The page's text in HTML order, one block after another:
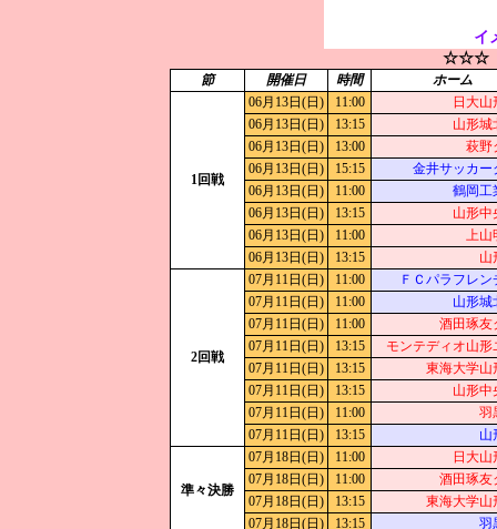
イ
☆☆☆
節 開催日 時間 ホーム
1回戦
06月13日(日) 11:00
日大山
06月13日(日)
13:15
山形城
06月13日(日)
13:00
萩野
06月13日(日)
15:15
金井サッカー
06月13日(日)
11:00
鶴岡工
06月13日(日)
13:15
山形中
06月13日(日)
11:00
上山
06月13日(日)
13:15 山
2回戦
07月11日(日) 11:00
ＦＣパラフレン
07月11日(日)
11:00
山形城
07月11日(日)
11:00
酒田琢友
07月11日(日)
13:15
モンテディオ山形
07月11日(日)
13:15
東海大学山
07月11日(日)
13:15
山形中
07月11日(日)
11:00
羽
07月11日(日)
13:15 山
準々決勝
07月18日(日) 11:00
日大山
07月18日(日)
11:00
酒田琢友
07月18日(日)
13:15
東海大学山
07月18日(日)
13:15 羽